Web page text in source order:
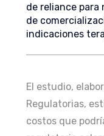
de reliance para
de
indicaciones
El estudio,
Regulatorias,
costos que